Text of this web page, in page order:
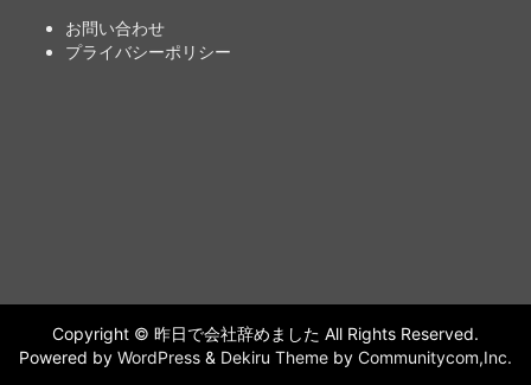
お問い合わせ
プライバシーポリシー
Copyright © 昨日で会社辞めました All Rights Reserved.
Powered by WordPress & Dekiru Theme by Communitycom,Inc.